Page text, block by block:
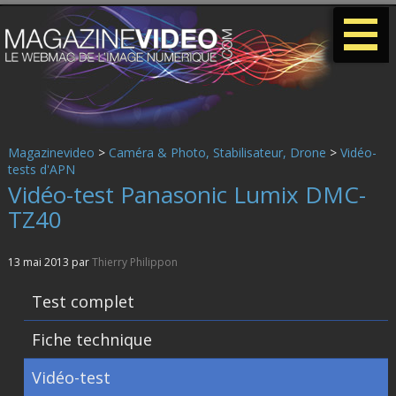
Magazinevideo > Caméra & Photo, Stabilisateur, Drone > Vidéo-
tests d'APN
Vidéo-test Panasonic Lumix DMC-
TZ40
13 mai 2013 parThierry Philippon
Test complet
Fiche technique
Vidéo-test
-
-
-